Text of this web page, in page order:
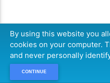
By using this website you
cookies on your computer.
and never personally
CONTINUE